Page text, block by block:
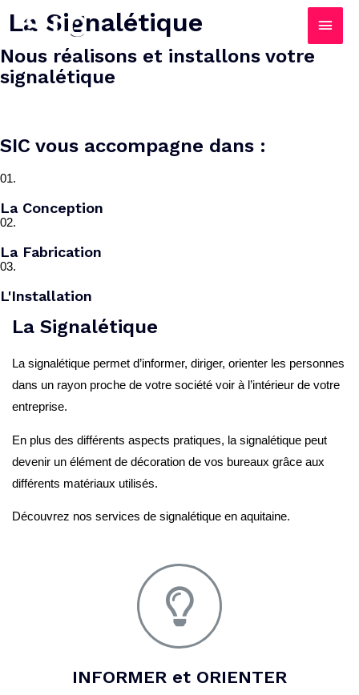
La Signalétique
Nous réalisons et installons votre
signalétique
SIC vous accompagne dans :
01.
La Conception
02.
La Fabrication
03.
L'Installation
La Signalétique
La signalétique permet d’informer, diriger, orienter les personnes
dans un rayon proche de votre société voir à l’intérieur de votre
entreprise.
En plus des différents aspects pratiques, la signalétique peut
devenir un élément de décoration de vos bureaux grâce aux
différents matériaux utilisés.
Découvrez nos services de signalétique en aquitaine.
INFORMER et ORIENTER